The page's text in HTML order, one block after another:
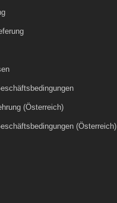
(Österreich)
(Österreich)